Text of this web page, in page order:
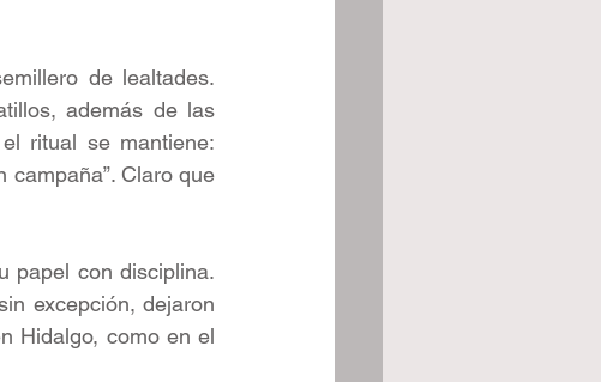
de lealtades.
además de las
ritual se mantiene:
campaña”. Claro que
papel con disciplina.
excepción, dejaron
Hidalgo, como en el